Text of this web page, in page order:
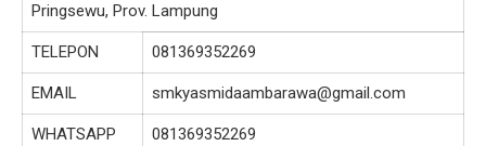
Pringsewu, Prov. Lampung
TELEPON 081369352269
EMAIL smkyasmidaambarawa@gmail.com
WHATSAPP 081369352269